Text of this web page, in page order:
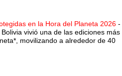
en la Hora del Planeta 2026 -
vivió una de las ediciones más
movilizando a alrededor de 40